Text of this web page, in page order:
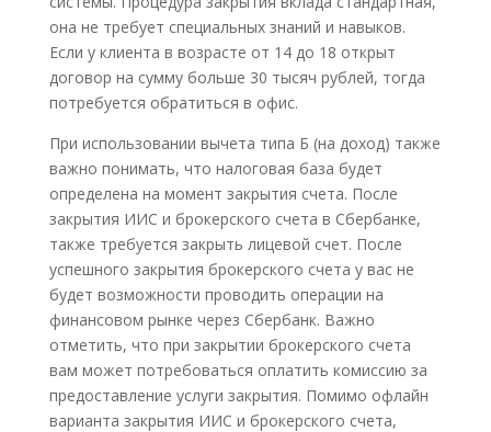
она не требует специальных знаний и навыков.
Если у клиента в возрасте от 14 до 18 открыт
договор на сумму больше 30 тысяч рублей, тогда
потребуется обратиться в офис.
При использовании вычета типа Б (на доход) также
важно понимать, что налоговая база будет
определена на момент закрытия счета. После
закрытия ИИС и брокерского счета в Сбербанке,
также требуется закрыть лицевой счет. После
успешного закрытия брокерского счета у вас не
будет возможности проводить операции на
финансовом рынке через Сбербанк. Важно
отметить, что при закрытии брокерского счета
вам может потребоваться оплатить комиссию за
предоставление услуги закрытия. Помимо офлайн
варианта закрытия ИИС и брокерского счета,